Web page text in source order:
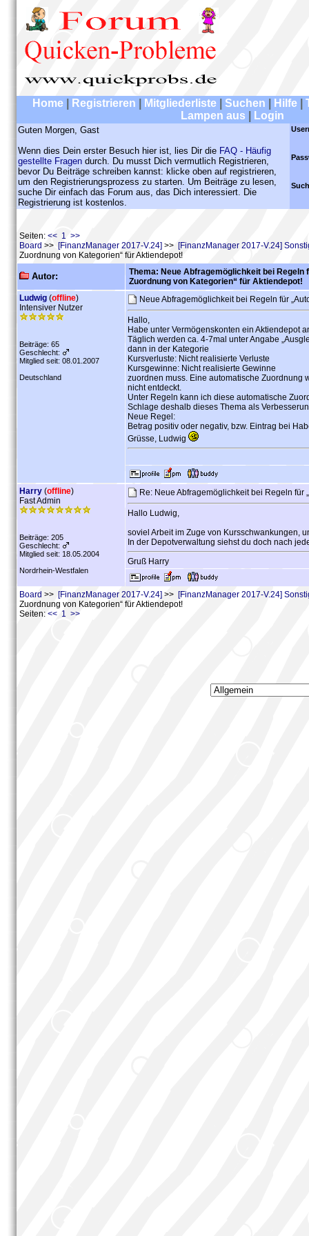
Home Registrieren Mitgliederliste Suchen Hilfe
Lampen aus
Login
Guten Morgen, Gast
Wenn dies Dein erster Besuch hier ist, lies Dir die FAQ - Häufig
gestellte Fragen durch. Du musst Dich vermutlich Registrieren,
bevor Du Beiträge schreiben kannst: klicke oben auf registrieren,
um den Registrierungsprozess zu starten. Um Beiträge zu lesen,
suche Dir einfach das Forum aus, das Dich interessiert. Die
Registrierung ist kostenlos.
Seiten: << 1 >>
Board >> [FinanzManager 2017-V.24] >> [FinanzManager 2017-V.24]
Zuordnung von Kategorien“ für Aktiendepot!
Autor:
Thema: Neue Abfragemöglichkeit bei Regeln
Zuordnung von Kategorien“ für Aktiendepot!
Ludwig (offline)
Intensiver Nutzer
Beiträge: 65
Geschlecht:
Mitglied seit: 08.01.2007
Deutschland
Neue Abfragemöglichkeit bei Regeln für
Hallo,
Habe unter Vermögenskonten ein Aktiendepot
Täglich werden ca. 4-7mal unter Angabe
dann in der Kategorie
Kursverluste: Nicht realisierte Verluste
Kursgewinne: Nicht realisierte Gewinne
zuordnen muss. Eine automatische Zuordnung
nicht entdeckt.
Unter Regeln kann ich diese automatische
Schlage deshalb dieses Thema als
Neue Regel:
Betrag positiv oder negativ, bzw. Eintrag bei
Grüsse, Ludwig
Harry (offline)
Fast Admin
Beiträge: 205
Geschlecht:
Mitglied seit: 18.05.2004
Nordrhein-Westfalen
Re: Neue Abfragemöglichkeit bei Regeln für
Hallo Ludwig,
soviel Arbeit im Zuge von Kursschwankungen,
In der Depotverwaltung siehst du doch nach
Gruß Harry
Board >> [FinanzManager 2017-V.24] >> [FinanzManager 2017-V.24]
Zuordnung von Kategorien“ für Aktiendepot!
Seiten: << 1 >>